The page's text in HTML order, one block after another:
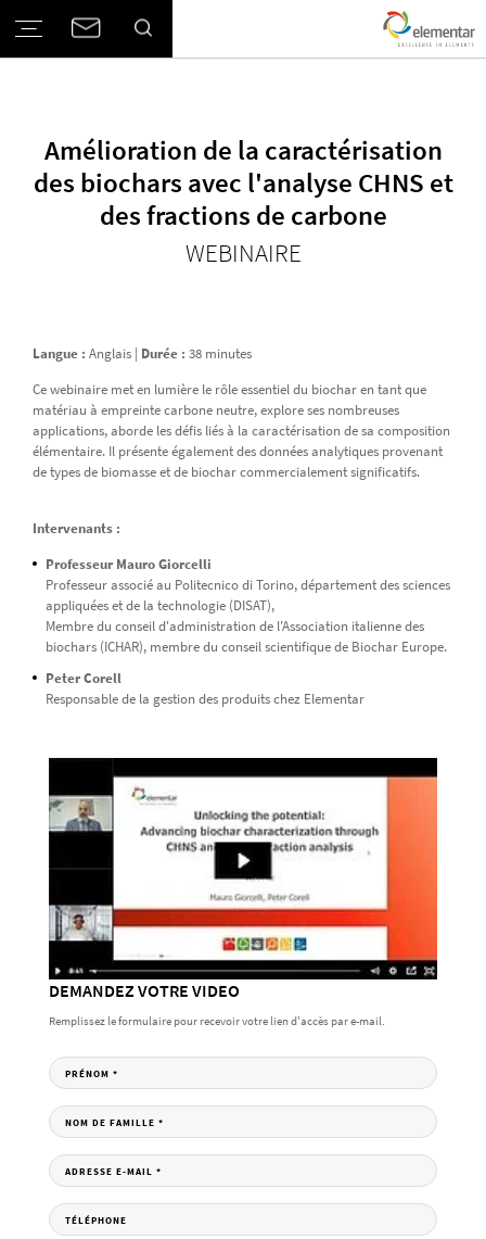
Amélioration de la caractérisation
des biochars avec l'analyse CHNS et
des fractions de carbone
WEBINAIRE
Langue : Anglais | Durée : 38 minutes
Ce webinaire met en lumière le rôle essentiel du biochar en tant que
matériau à empreinte carbone neutre, explore ses nombreuses
applications, aborde les défis liés à la caractérisation de sa composition
élémentaire. Il présente également des données analytiques provenant
de types de biomasse et de biochar commercialement significatifs.
Intervenants :
Professeur Mauro Giorcelli
Professeur associé au Politecnico di Torino, département des sciences
appliquées et de la technologie (DISAT),
Membre du conseil d'administration de l'Association italienne des
biochars (ICHAR), membre du conseil scientifique de Biochar Europe.
Peter Corell
Responsable de la gestion des produits chez Elementar
DEMANDEZ VOTRE VIDEO
Remplissez le formulaire pour recevoir votre lien d'accès par e-mail.
PRÉNOM *
NOM DE FAMILLE *
ADRESSE E-MAIL *
TÉLÉPHONE